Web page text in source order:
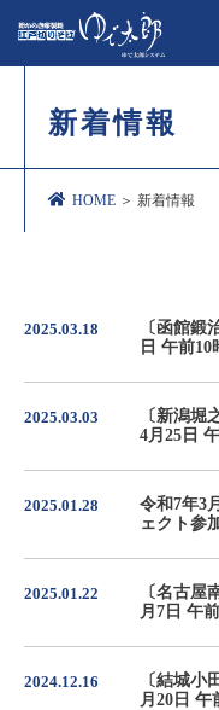
新着情報
HOME ＞ 新着情報
2025.03.18
〔函館鍛
日 午前10
2025.03.03
〔新潟堀
4月25日
2025.01.28
令和7年3
ェクト参
2025.01.22
〔名古屋
月7日 午
2024.12.16
〔結城小
月20日 午